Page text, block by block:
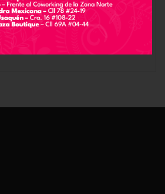
que hayan comprado
hacer una valoración.